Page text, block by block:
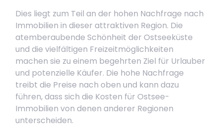
Dies liegt zum Teil an der hohen Nachfrage nach
Immobilien in dieser attraktiven Region. Die
atemberaubende Schönheit der Ostseeküste
und die vielfältigen Freizeitmöglichkeiten
machen sie zu einem begehrten Ziel für Urlauber
und potenzielle Käufer. Die hohe Nachfrage
treibt die Preise nach oben und kann dazu
führen, dass sich die Kosten für Ostsee-
Immobilien von denen anderer Regionen
unterscheiden.